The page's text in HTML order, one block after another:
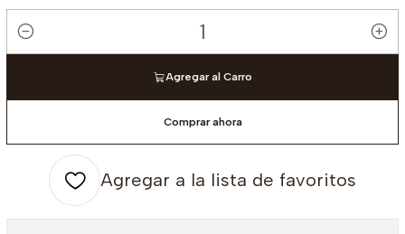
Cantidad
Agregar al Carro
Comprar ahora
Agregar a la lista de favoritos